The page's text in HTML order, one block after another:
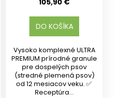
105,90 €
DO KOŠÍKA
Vysoko komplexné ULTRA
PREMIUM prírodné granule
pre dospelých psov
(stredné plemená psov)
od 12 mesiacov veku. ✅
Receptúra...